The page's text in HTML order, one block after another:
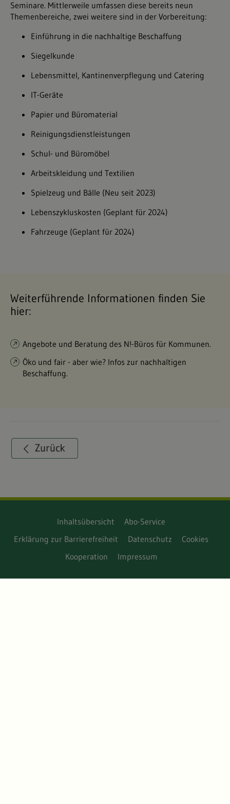
Seminare. Mittlerweile umfassen diese bereits neun
Themenbereiche, zwei weitere sind in der Vorbereitung:
Einführung in die nachhaltige Beschaffung
Siegelkunde
Lebensmittel, Kantinenverpflegung und Catering
IT-Geräte
Papier und Büromaterial
Reinigungsdienstleistungen
Schul- und Büromöbel
Arbeitskleidung und Textilien
Spielzeug und Bälle (Neu seit 2023)
Lebenszykluskosten (Geplant für 2024)
Fahrzeuge (Geplant für 2024)
Weiterführende Informationen finden Sie
hier:
Angebote und Beratung des N!-Büros für Kommunen.
Öko und fair - aber wie? Infos zur nachhaltigen
Beschaffung.
Inhaltsübersicht
Abo-Service
Erklärung zur Barrierefreiheit
Datenschutz
Cookies
Kooperation
Impressum